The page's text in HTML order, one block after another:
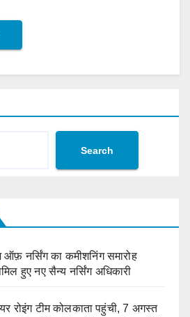
Search
नर्सिंग का कमीशनिंग समारोह
हुए नए सैन्य नर्सिंग अधिकारी
रोइंग टीम कोलकाता पहुंची, 7 अगस्त